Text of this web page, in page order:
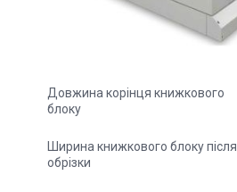
Довжина корінця книжкового
блоку
Ширина книжкового блоку після
обрізки